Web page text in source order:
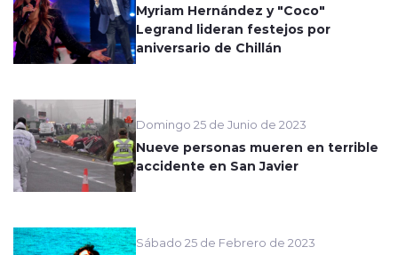
Myriam Hernández y "Coco"
Legrand lideran festejos por
aniversario de Chillán
Domingo 25 de Junio de 2023
Nueve personas mueren en terrible
accidente en San Javier
Sábado 25 de Febrero de 2023